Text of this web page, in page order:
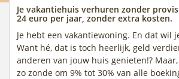
Je vakantiehuis verhuren zonder
24 euro per jaar, zonder extra kosten.
Je hebt een vakantiewoning. En dat wil
Want hé, dat is toch heerlijk, geld
anderen van jouw huis genieten!?
zo zonde om 9% tot 30% van alle